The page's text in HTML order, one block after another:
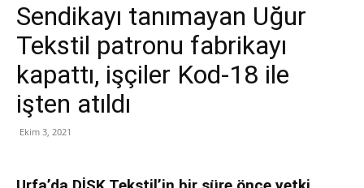
Sendikayı tanımayan Uğur
Tekstil patronu fabrikayı
kapattı, işçiler Kod-18 ile
işten atıldı
Ekim 3, 2021